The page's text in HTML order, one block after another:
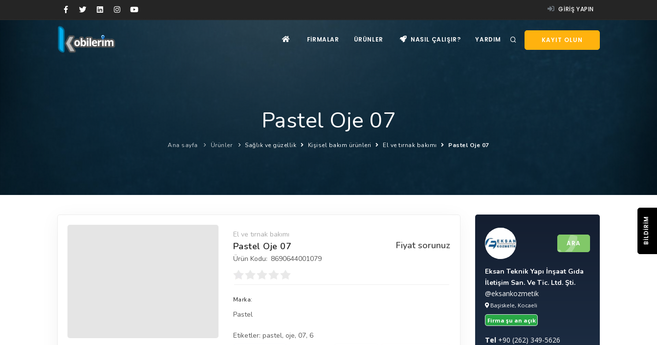
GIRIŞ YAPIN
KAYIT OLUN
FIRMALAR ÜRÜNLER NASIL ÇALIŞIR? YARDIM
Pastel Oje 07
Ana sayfa Ürünler Sağlık ve güzellik Kişisel bakım ürünleri El ve tırnak bakımı Pastel Oje 07
El ve tırnak bakımı
Fiyat sorunuz
Pastel Oje 07
Ürün Kodu: 8690644001079
Marka:
Pastel
Etiketler: pastel, oje, 07, 6
ARA
Eksan Teknik Yapı İnşaat Gıda
İletişim San. Ve Tic. Ltd. Şti.
@eksankozmetik
Başiskele, Kocaeli
Firma şu an açık
Tel +90 (262) 349-5626
BILDIRIM